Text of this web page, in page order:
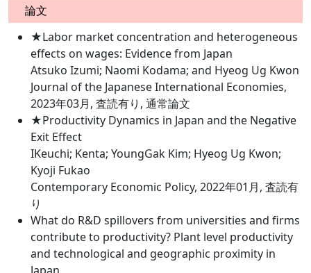
論文
★Labor market concentration and heterogeneous
effects on wages: Evidence from Japan
Atsuko Izumi; Naomi Kodama; and Hyeog Ug Kwon
Journal of the Japanese International Economies,
2023年03月, 査読有り, 通常論文
★Productivity Dynamics in Japan and the Negative
Exit Effect
IKeuchi; Kenta; YoungGak Kim; Hyeog Ug Kwon;
Kyoji Fukao
Contemporary Economic Policy, 2022年01月, 査読有
り
What do R&D spillovers from universities and firms
contribute to productivity? Plant level productivity
and technological and geographic proximity in